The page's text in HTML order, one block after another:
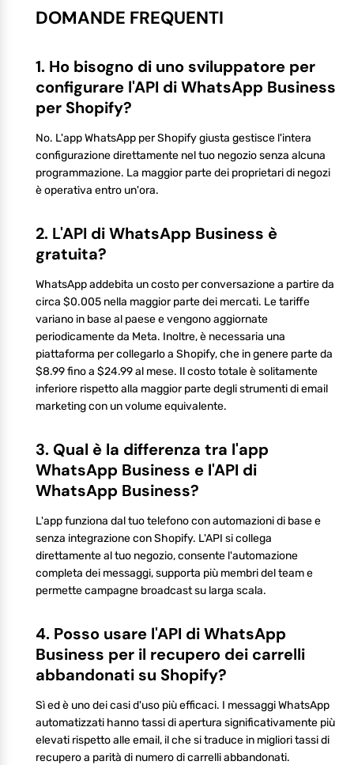
DOMANDE FREQUENTI
1. Ho bisogno di uno sviluppatore per
configurare l'API di WhatsApp Business
per Shopify?
No. L'app WhatsApp per Shopify giusta gestisce l'intera
configurazione direttamente nel tuo negozio senza alcuna
programmazione. La maggior parte dei proprietari di negozi
è operativa entro un'ora.
2. L'API di WhatsApp Business è
gratuita?
WhatsApp addebita un costo per conversazione a partire da
circa $0.005 nella maggior parte dei mercati. Le tariffe
variano in base al paese e vengono aggiornate
periodicamente da Meta. Inoltre, è necessaria una
piattaforma per collegarlo a Shopify, che in genere parte da
$8.99 fino a $24.99 al mese. Il costo totale è solitamente
inferiore rispetto alla maggior parte degli strumenti di email
marketing con un volume equivalente.
3. Qual è la differenza tra l'app
WhatsApp Business e l'API di
WhatsApp Business?
L'app funziona dal tuo telefono con automazioni di base e
senza integrazione con Shopify. L'API si collega
direttamente al tuo negozio, consente l'automazione
completa dei messaggi, supporta più membri del team e
permette campagne broadcast su larga scala.
4. Posso usare l'API di WhatsApp
Business per il recupero dei carrelli
abbandonati su Shopify?
Sì ed è uno dei casi d'uso più efficaci. I messaggi WhatsApp
automatizzati hanno tassi di apertura significativamente più
elevati rispetto alle email, il che si traduce in migliori tassi di
recupero a parità di numero di carrelli abbandonati.